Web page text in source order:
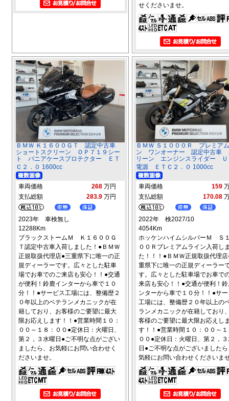
せくださいませ。
ＢＭＷ Ｋ１６００ＧＴ 認定中古車
ショートスクリーン ＯＰ７１９シー
ト パニアケースプロテクター ＥＴ
Ｃ２．０ 1600cc
車両価格 268 万円
支払総額
283.9 万円
2023年 車検無し
12288Km
ブラックストームＭ Ｋ１６００Ｇ
Ｔ認定中古車入荷しました！●ＢＭＷ
正規取扱代理店●三重県下に唯一の正
規ディーラーです。広々とした駐車
場でお車でのご来店も安心！！●交通
が便利！鈴鹿インターから車で１０
分！！●サービス工場には、整備歴２
０年以上のベテランメカニックが在
籍しており、お客様のご要望に最大
限お応えします！！●営業時間１０：
００～１８：００●定休日：火曜日、
第２，３水曜日●ご不明な点がござい
ましたら、お気軽にお問い合わせく
ださいませ。
ＢＭＷ Ｓ１０００Ｒ プレミア
ン ワンオーナー 認定中古車
リーン エンジンスライダー Ｕ
電源 ＥＴＣ２．０ 1000cc
車両価格 159
支払総額
170.08
2022年 検2027/10
4054Km
ホッケンハイムシルバーＭ Ｓ
００Ｒプレミアムライン入荷し
た！！！●ＢＭＷ正規取扱代理
重県下に唯一の正規ディーラー
す。広々とした駐車場でお車で
来店も安心！！●交通が便利！
ンターから車で１０分！！●サ
工場には、整備歴２０年以上の
ランメカニックが在籍しており
客様のご要望に最大限お応えし
す！！●営業時間１０：００～
００●定休日：火曜日、第２，
日●ご不明な点がございました
気軽にお問い合わせくださいま